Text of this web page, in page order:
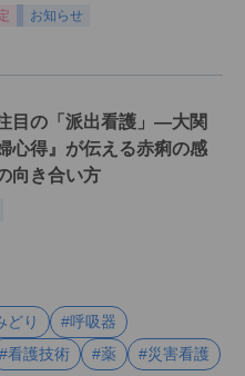
お知らせ
目の「派出看護」―大関
心得』が伝える赤痢の感
向き合い方
どり
#呼吸器
#看護技術 #薬
#災害看護